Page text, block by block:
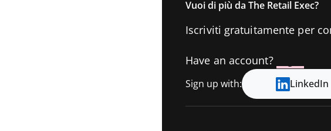
Vuoi di più da The Retail Exec?
Iscriviti gratuitamente per
Have an account?
Sign up with: LinkedIn